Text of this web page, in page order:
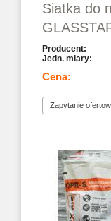
Siatka do